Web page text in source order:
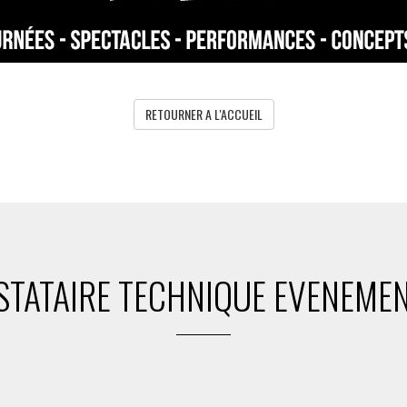
RETOURNER A L'ACCUEIL
TECHNIQUE